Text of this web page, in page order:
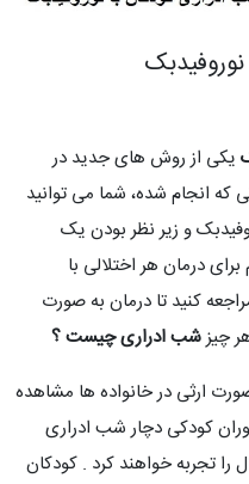
یکی از روش های جدید در
انجام شده، شما می توانید
و زیر نظر بودن یک
درمان هر اختلالی با
کنید تا درمان به صورت
چیزشب ادراری چیست ؟
ارثی در خانواده ها مشاهده
کودکی دچار شب ادراری
را تجربه خواهند کرد . کودکان